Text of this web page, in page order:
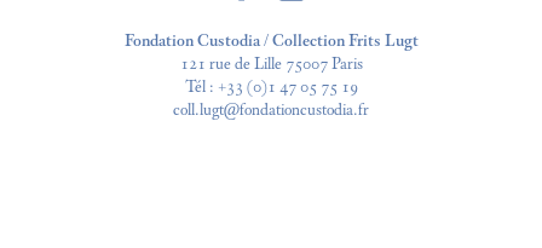
Fondation Custodia / Collection Frits Lugt
121 rue de Lille 75007 Paris
Tél : +33 (0)1 47 05 75 19
coll.lugt@fondationcustodia.fr